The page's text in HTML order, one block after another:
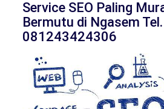
Service SEO Paling
Bermutu di Ngasem Tel.
081243424306